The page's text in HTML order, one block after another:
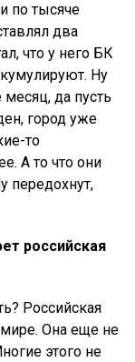
по тысяче
два
что у него БК
Ну
да пусть
город уже
то
А то что они
передохнут,
российская
Российская
Она еще не
этого не